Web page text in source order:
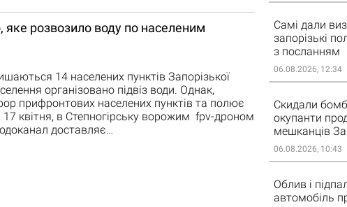
яке розвозило воду по населеним
14 населених пунктів Запорізької
організовано підвіз води. Однак,
прифронтових населених пунктів та полює
17 квітня, в Степногірську ворожим fpv-дроном
доставляє…
Самі дали
запорізькі
з посланням
06.08.2026, 12:34
Скидали
окупанти
мешканців
06.08.2026, 10:43
Облив і
автомобіль